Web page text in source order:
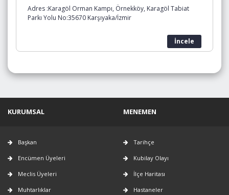
Adres :Karagöl Orman Kampı, Örnekköy, Karagöl Tabiat
Parkı Yolu No:35670 Karşıyaka/İzmir
İncele
KURUMSAL
Başkan
Encümen Üyeleri
Meclis Üyeleri
Muhtarlıklar
MENEMEN
Tarihçe
Kubilay Olayı
İlçe Haritası
Hastaneler